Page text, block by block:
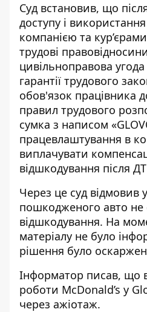
Суд встановив, що
доступу і
компанією та
трудові
цивільноправова угода
гарантії трудового
обов'язок працівника
правил трудового
сумка з написом
працевлаштування в
виплачувати
відшкодування після
Через це суд відмовив
пошкодженого авто
відшкодування. На
матеріалу не було
рішення було
Інформатор писав, що
роботи McDonald’s у
через ажіотаж.